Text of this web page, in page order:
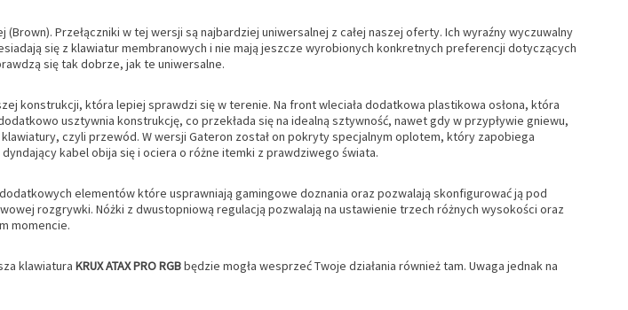
Przełączniki w tej wersji są najbardziej uniwersalnej z całej naszej oferty. Ich wyraźny wyczuwalny
się z klawiatur membranowych i nie mają jeszcze wyrobionych konkretnych preferencji dotyczących
się tak dobrze, jak te uniwersalne.
konstrukcji, która lepiej sprawdzi się w terenie. Na front wleciała dodatkowa plastikowa osłona, która
usztywnia konstrukcję, co przekłada się na idealną sztywność, nawet gdy w przypływie gniewu,
czyli przewód. W wersji Gateron został on pokryty specjalnym oplotem, który zapobiega
kabel obija się i ociera o różne itemki z prawdziwego świata.
elementów które usprawniają gamingowe doznania oraz pozwalają skonfigurować ją pod
rozgrywki. Nóżki z dwustopniową regulacją pozwalają na ustawienie trzech różnych wysokości oraz
momencie.
klawiatura KRUX ATAX PRO RGBbędzie mogła wesprzeć Twoje działania również tam. Uwaga jednak na